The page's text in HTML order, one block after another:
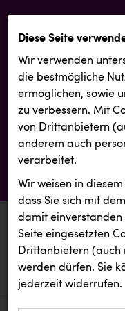
aktuelle
aktuelle
Diese Seite
Wir verwenden
die best­mögliche
ermöglichen, sowie
zu verbessern. Mit
von Drittanbietern
anderem auch
verarbeitet.
Wir weisen in
dass Sie sich mit
damit ein­ver­standen
Seite eingesetzten
Drittanbietern (auch
werden dürfen. Sie
jederzeit widerrufen.